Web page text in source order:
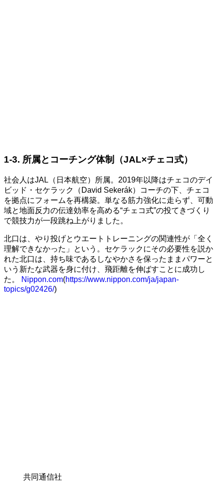
1-3. 所属とコーチング体制（JAL×チェコ式）
社会人はJAL（日本航空）所属。2019年以降はチェコのデイ
ビッド・セケラック（David Sekerák）コーチの下、チェコ
を拠点にフォームを再構築。単なる筋力強化に走らず、可動
域と地面反力の伝達効率を高める“チェコ式”の投てきづくり
で競技力が一段跳ね上がりました。
北口は、やり投げとウエートトレーニングの関連性が「全く
理解できなかった」という。セケラックにその必要性を説か
れた北口は、持ち味であるしなやかさを保ったままパワーと
いう新たな武器を身に付け、飛距離を伸ばすことに成功し
た。
Nippon.com(https://www.nippon.com/ja/japan-
topics/g02426/)
共同通信社